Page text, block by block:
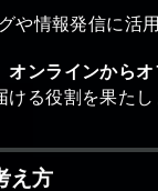
や情報発信に活用
オンラインから
ける役割を果たし
え方